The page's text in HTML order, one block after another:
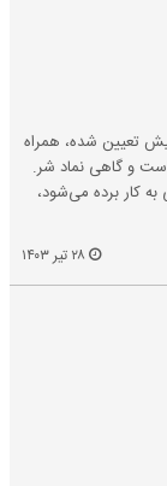
تعیین شده، همراه
و گاهی نماد شر.
کار برده می‌شود،